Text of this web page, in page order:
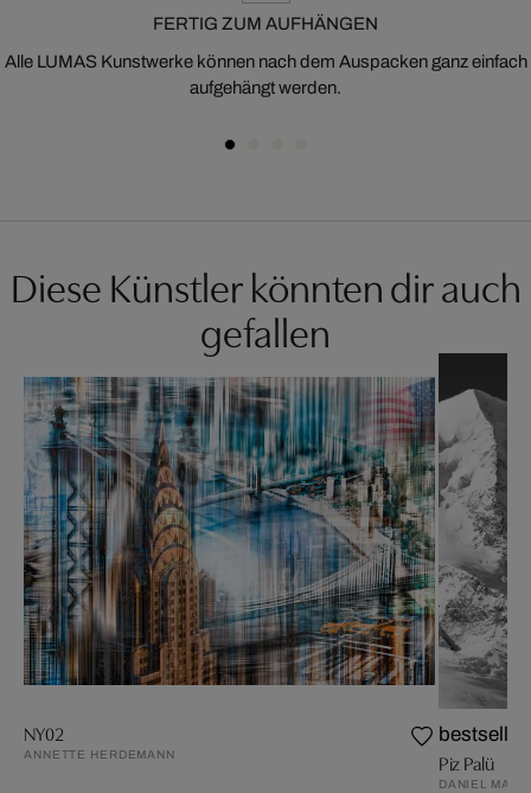
FERTIG ZUM AUFHÄNGEN
Alle LUMAS Kunstwerke können nach dem Auspacken ganz einfach
aufgehängt werden.
Diese Künstler könnten dir auch
gefallen
NY02
ANNETTE HERDEMANN
bestseller
Piz Palü
DANIEL